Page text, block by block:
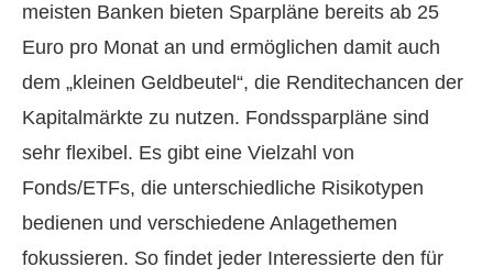
meisten Banken bieten Sparpläne bereits ab 25
Euro pro Monat an und ermöglichen damit auch
dem „kleinen Geldbeutel“, die Renditechancen der
Kapitalmärkte zu nutzen. Fondssparpläne sind
sehr flexibel. Es gibt eine Vielzahl von
Fonds/ETFs, die unterschiedliche Risikotypen
bedienen und verschiedene Anlagethemen
fokussieren. So findet jeder Interessierte den für